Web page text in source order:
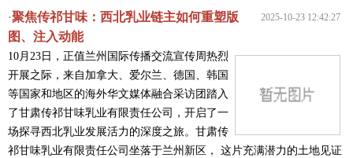
2025-10-23 12:42:27
·聚焦传祁甘味：西北乳业链主如何重塑版
图、注入动能
10月23日，正值兰州国际传播交流宣传周热烈
开展之际，来自加拿大、爱尔兰、德国、韩国
等国家和地区的海外华文媒体融合采访团踏入
了甘肃传祁甘味乳业有限责任公司，开启了一
场探寻西北乳业发展活力的深度之旅。甘肃传
祁甘味乳业有限责任公司坐落于兰州新区， 这片充满潜力的土地见证